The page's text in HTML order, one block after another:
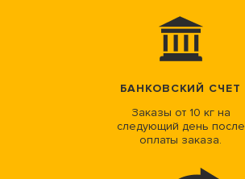
БАНКОВСКИЙ СЧЕТ
Заказы от 10 кг на
следующий день после
оплаты заказа.